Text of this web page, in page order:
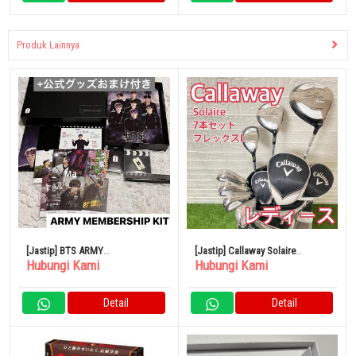
Produk Lainnya
[Jastip] BTS ARMY
MEMNERSHIP KIT FC
Hubungi Kami
Detail
[Jastip] Callaway Solaire
Callaway Soleil Golf Club
Hubungi Kami
Detail